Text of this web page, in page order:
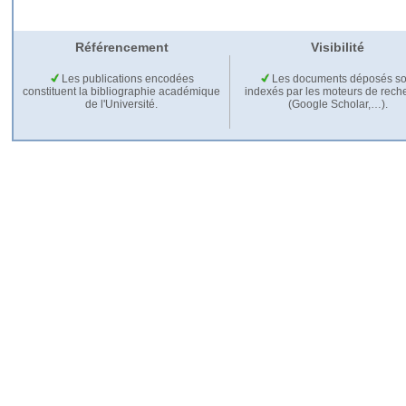
Référencement Visibilité
Les publications encodées
constituent la bibliographie académique
de l'Université.
Les documents déposés
indexés par les moteurs de
(Google Scholar,…).